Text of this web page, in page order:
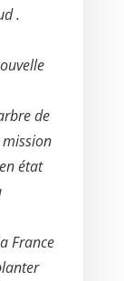
.
de
mission
état
France